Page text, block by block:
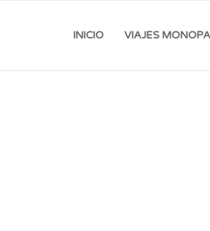
INICIO VIAJES